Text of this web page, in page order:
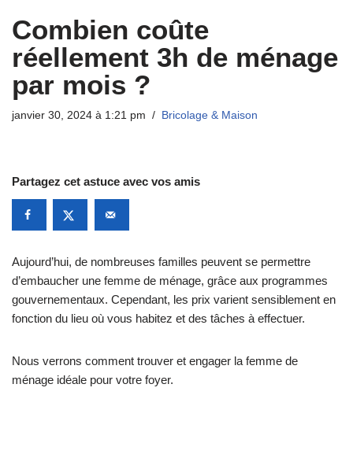
Combien coûte
réellement 3h de ménage
par mois ?
janvier 30, 2024 à 1:21 pm Bricolage & Maison
Partagez cet astuce avec vos amis
Aujourd’hui, de nombreuses familles peuvent se permettre
d’embaucher une femme de ménage, grâce aux programmes
gouvernementaux. Cependant, les prix varient sensiblement en
fonction du lieu où vous habitez et des tâches à effectuer.
Nous verrons comment trouver et engager la femme de
ménage idéale pour votre foyer.